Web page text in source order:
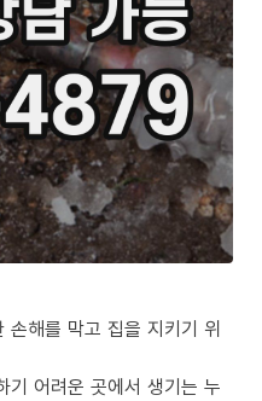
손해를 막고 집을 지키기 위
기 어려운 곳에서 생기는 누